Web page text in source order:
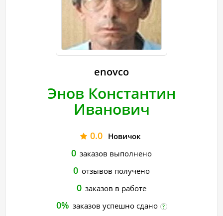
enovco
Энов Константин
Иванович
0.0 Новичок
0 заказов выполнено
0 отзывов получено
0 заказов в работе
0% заказов успешно сдано ?